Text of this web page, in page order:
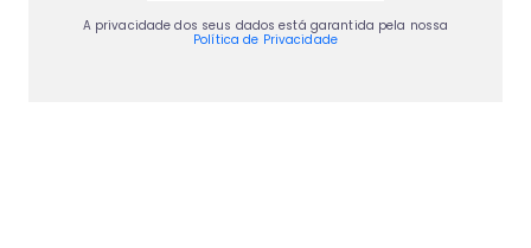
A privacidade dos seus dados está garantida pela nossa
Política de Privacidade